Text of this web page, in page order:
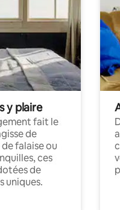
y plaire
fait le
de
falaise ou
ces
de
uniques.